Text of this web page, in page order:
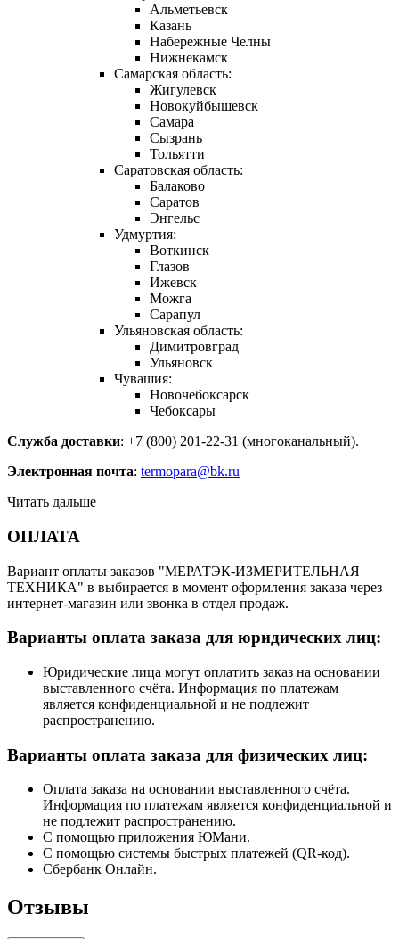
Альметьевск
Казань
Набережные Челны
Нижнекамск
Самарская область:
Жигулевск
Новокуйбышевск
Самара
Сызрань
Тольятти
Саратовская область:
Балаково
Саратов
Энгельс
Удмуртия:
Воткинск
Глазов
Ижевск
Можга
Сарапул
Ульяновская область:
Димитровград
Ульяновск
Чувашия:
Новочебоксарск
Чебоксары
Служба доставки: +7 (800) 201-22-31 (многоканальный).
Электронная почта: termopara@bk.ru
Читать дальше
ОПЛАТА
Вариант оплаты заказов "МЕРАТЭК-ИЗМЕРИТЕЛЬНАЯ
ТЕХНИКА" в выбирается в момент оформления заказа через
интернет-магазин или звонка в отдел продаж.
Варианты оплата заказа для юридических лиц:
Юридические лица могут оплатить заказ на основании
выставленного счёта. Информация по платежам
является конфиденциальной и не подлежит
распространению.
Варианты оплата заказа для физических лиц:
Оплата заказа на основании выставленного счёта.
Информация по платежам является конфиденциальной и
не подлежит распространению.
С помощью приложения ЮМани.
С помощью системы быстрых платежей (QR-код).
Сбербанк Онлайн.
Отзывы